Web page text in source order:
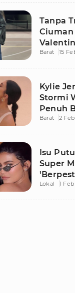
Tanpa
Ciuman
Barat 15
Kylie
Stormi
Penuh
Barat 2
Isu
Super
Lokal 1